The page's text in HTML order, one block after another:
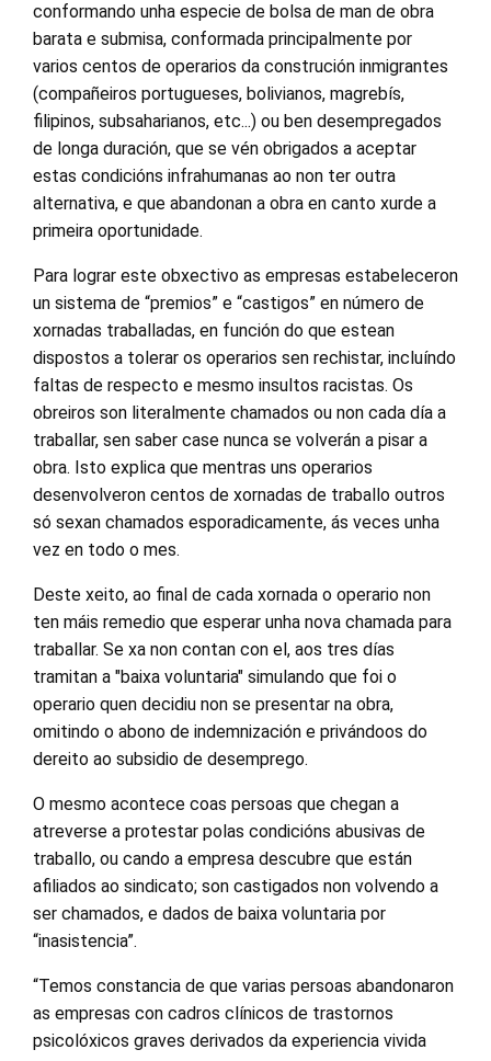
conformando unha especie de bolsa de man de obra
barata e submisa, conformada principalmente por
varios centos de operarios da construción inmigrantes
(compañeiros portugueses, bolivianos, magrebís,
filipinos, subsaharianos, etc...) ou ben desempregados
de longa duración, que se vén obrigados a aceptar
estas condicións infrahumanas ao non ter outra
alternativa, e que abandonan a obra en canto xurde a
primeira oportunidade.
Para lograr este obxectivo as empresas estabeleceron
un sistema de “premios” e “castigos” en número de
xornadas traballadas, en función do que estean
dispostos a tolerar os operarios sen rechistar, incluíndo
faltas de respecto e mesmo insultos racistas. Os
obreiros son literalmente chamados ou non cada día a
traballar, sen saber case nunca se volverán a pisar a
obra. Isto explica que mentras uns operarios
desenvolveron centos de xornadas de traballo outros
só sexan chamados esporadicamente, ás veces unha
vez en todo o mes.
Deste xeito, ao final de cada xornada o operario non
ten máis remedio que esperar unha nova chamada para
traballar. Se xa non contan con el, aos tres días
tramitan a "baixa voluntaria" simulando que foi o
operario quen decidiu non se presentar na obra,
omitindo o abono de indemnización e privándoos do
dereito ao subsidio de desemprego.
O mesmo acontece coas persoas que chegan a
atreverse a protestar polas condicións abusivas de
traballo, ou cando a empresa descubre que están
afiliados ao sindicato; son castigados non volvendo a
ser chamados, e dados de baixa voluntaria por
“inasistencia”.
“Temos constancia de que varias persoas abandonaron
as empresas con cadros clínicos de trastornos
psicolóxicos graves derivados da experiencia vivida